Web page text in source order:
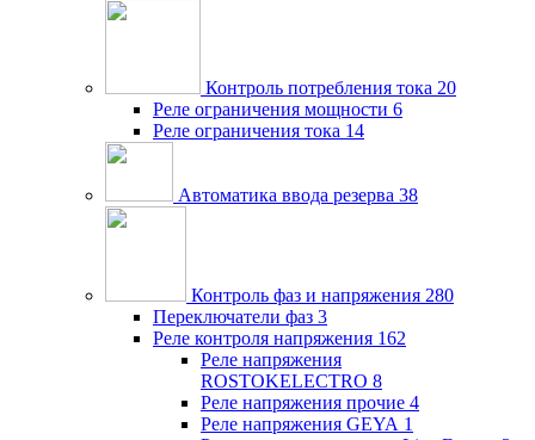
Контроль потребления тока 20
Реле ограничения мощности 6
Реле ограничения тока 14
Автоматика ввода резерва 38
Контроль фаз и напряжения 280
Переключатели фаз 3
Реле контроля напряжения 162
Реле напряжения
ROSTOKELECTRO 8
Реле напряжения прочие 4
Реле напряжения GEYA 1